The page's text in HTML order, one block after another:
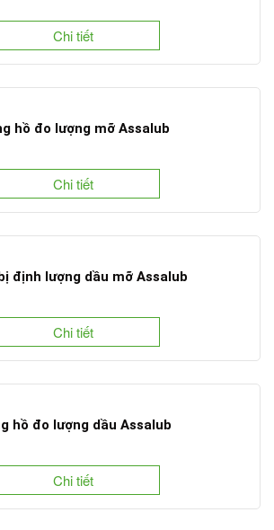
Chi tiết
hồ đo lượng mỡ Assalub
Chi tiết
định lượng dầu mỡ Assalub
Chi tiết
hồ đo lượng dầu Assalub
Chi tiết